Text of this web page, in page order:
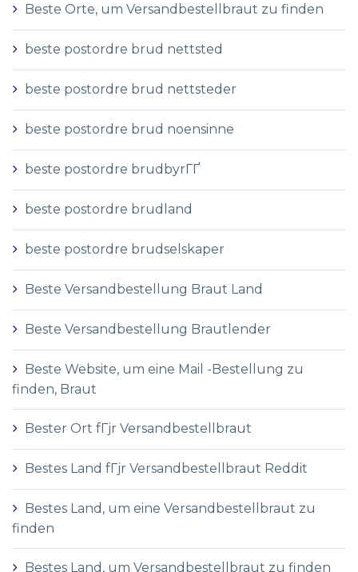
Beste Orte, um Versandbestellbraut zu finden
beste postordre brud nettsted
beste postordre brud nettsteder
beste postordre brud noensinne
beste postordre brudbyrГҐ
beste postordre brudland
beste postordre brudselskaper
Beste Versandbestellung Braut Land
Beste Versandbestellung Brautlender
Beste Website, um eine Mail -Bestellung zu
finden, Braut
Bester Ort fГјr Versandbestellbraut
Bestes Land fГјr Versandbestellbraut Reddit
Bestes Land, um eine Versandbestellbraut zu
finden
Bestes Land, um Versandbestellbraut zu finden